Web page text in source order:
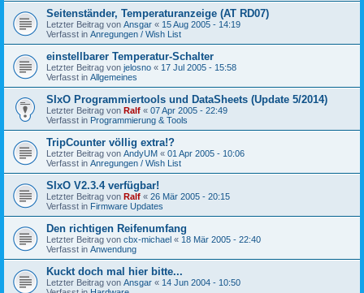
Seitenständer, Temperaturanzeige (AT RD07)
Letzter Beitrag von Ansgar « 15 Aug 2005 - 14:19
Verfasst in Anregungen / Wish List
einstellbarer Temperatur-Schalter
Letzter Beitrag von jelosno « 17 Jul 2005 - 15:58
Verfasst in Allgemeines
SIxO Programmiertools und DataSheets (Update 5/2014)
Letzter Beitrag von Ralf « 07 Apr 2005 - 22:49
Verfasst in Programmierung & Tools
TripCounter völlig extra!?
Letzter Beitrag von AndyUM « 01 Apr 2005 - 10:06
Verfasst in Anregungen / Wish List
SIxO V2.3.4 verfügbar!
Letzter Beitrag von Ralf « 26 Mär 2005 - 20:15
Verfasst in Firmware Updates
Den richtigen Reifenumfang
Letzter Beitrag von cbx-michael « 18 Mär 2005 - 22:40
Verfasst in Anwendung
Kuckt doch mal hier bitte...
Letzter Beitrag von Ansgar « 14 Jun 2004 - 10:50